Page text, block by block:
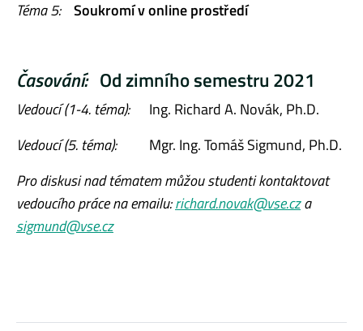
Téma 5: Soukromí v online prostředí
Časování:Od zimního semestru 2021
Vedoucí (1-4. téma):
Ing. Richard A. Novák, Ph.D.
Vedoucí (5. téma): Mgr. Ing. Tomáš Sigmund, Ph.D.
Pro diskusi nad tématem můžou studenti kontaktovat
vedoucího práce na emailu:richard.novak@vse.cza
sigmund@vse.cz